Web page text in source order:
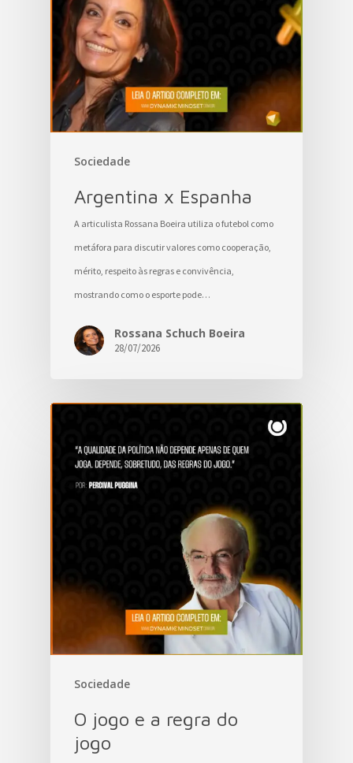
Sociedade
Argentina x Espanha
A articulista Rossana Boeira utiliza o futebol como
metáfora para discutir valores como cooperação,
mérito, respeito às regras e convivência,
mostrando como o esporte pode…
Rossana Schuch Boeira
28/07/2026
Sociedade
O jogo e a regra do
jogo